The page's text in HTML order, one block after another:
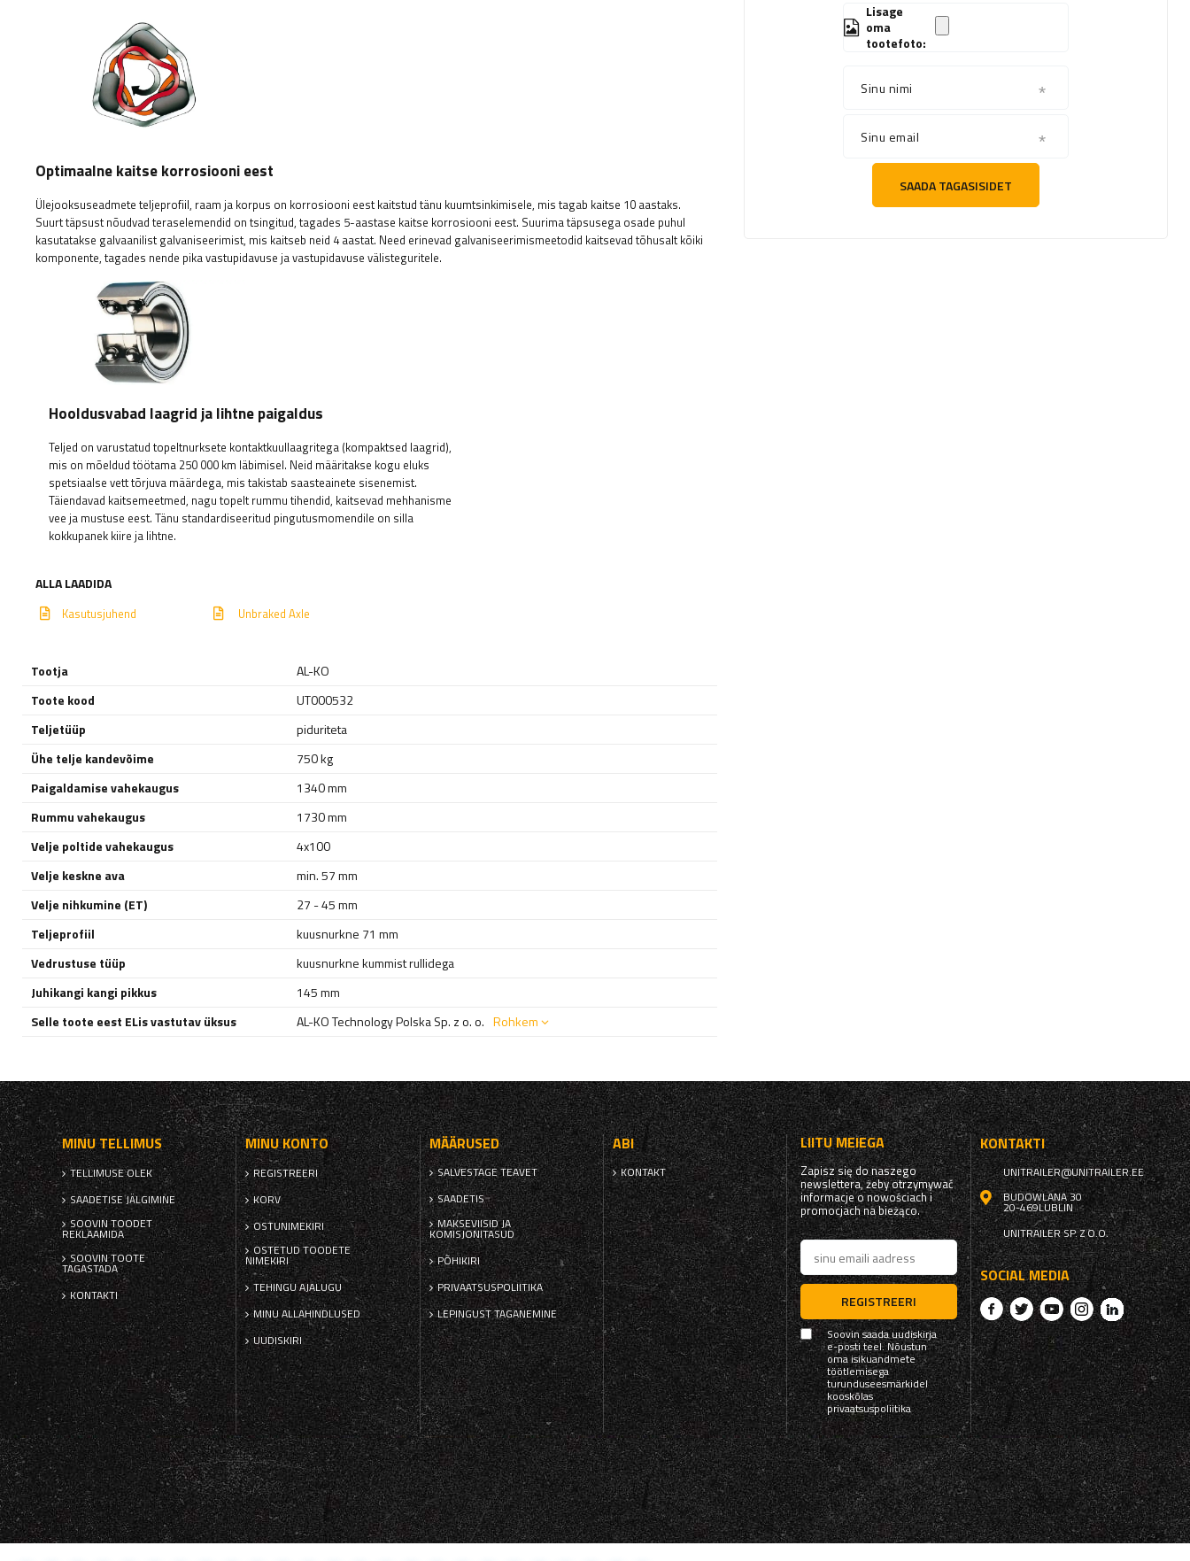
Lisage
oma
tootefoto:
Sinu nimi
Sinu email
SAADA TAGASISIDET
Optimaalne kaitse korrosiooni eest
Ülejooksuseadmete teljeprofiil, raam ja korpus on korrosiooni eest kaitstud tänu kuumtsinkimisele, mis tagab kaitse 10 aastaks.
Suurt täpsust nõudvad teraselemendid on tsingitud, tagades 5-aastase kaitse korrosiooni eest. Suurima täpsusega osade puhul
kasutatakse galvaanilist galvaniseerimist, mis kaitseb neid 4 aastat. Need erinevad galvaniseerimismeetodid kaitsevad tõhusalt kõiki
komponente, tagades nende pika vastupidavuse ja vastupidavuse välisteguritele.
Hooldusvabad laagrid ja lihtne paigaldus
Teljed on varustatud topeltnurksete kontaktkuullaagritega (kompaktsed laagrid),
mis on mõeldud töötama 250 000 km läbimisel. Neid määritakse kogu eluks
spetsiaalse vett tõrjuva määrdega, mis takistab saasteainete sisenemist.
Täiendavad kaitsemeetmed, nagu topelt rummu tihendid, kaitsevad mehhanisme
vee ja mustuse eest. Tänu standardiseeritud pingutusmomendile on silla
kokkupanek kiire ja lihtne.
ALLA LAADIDA
Kasutusjuhend Unbraked Axle
Tootja
AL-KO
Toote kood
UT000532
Teljetüüp
piduriteta
Ühe telje kandevõime
750 kg
Paigaldamise vahekaugus
1340 mm
Rummu vahekaugus
1730 mm
Velje poltide vahekaugus
4x100
Velje keskne ava
min. 57 mm
Velje nihkumine (ET)
27 - 45 mm
Teljeprofiil
kuusnurkne 71 mm
Vedrustuse tüüp
kuusnurkne kummist rullidega
Juhikangi kangi pikkus
145 mm
Selle toote eest ELis vastutav üksus
AL-KO Technology Polska Sp. z o. o. Rohkem
MINU TELLIMUS
TELLIMUSE OLEK
SAADETISE JÄLGIMINE
SOOVIN TOODET
REKLAAMIDA
SOOVIN TOOTE
TAGASTADA
KONTAKTI
MINU KONTO
REGISTREERI
KORV
OSTUNIMEKIRI
OSTETUD TOODETE
NIMEKIRI
TEHINGU AJALUGU
MINU ALLAHINDLUSED
UUDISKIRI
MÄÄRUSED
SALVESTAGE TEAVET
SAADETIS
MAKSEVIISID JA
KOMISJONITASUD
PÕHIKIRI
PRIVAATSUSPOLIITIKA
LEPINGUST TAGANEMINE
ABI
KONTAKT
LIITU MEIEGA
Zapisz się do naszego
newslettera, żeby otrzymywać
informacje o nowościach i
promocjach na bieżąco.
REGISTREERI
Soovin saada uudiskirja
e-posti teel. Nõustun
oma isikuandmete
töötlemisega
turunduseesmärkidel
kooskõlas
privaatsuspoliitika
KONTAKTI
UNITRAILER@UNITRAILER.EE
BUDOWLANA 30
20-469LUBLIN
UNITRAILER SP. Z O.O.
SOCIAL MEDIA